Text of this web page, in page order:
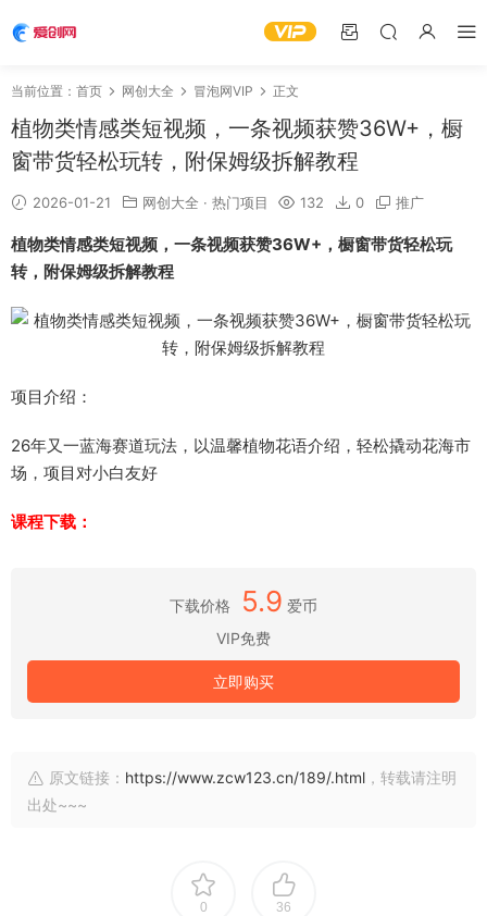
当前位置： 首页 网创大全 冒泡网VIP 正文
植物类情感类短视频，一条视频获赞36W+，橱
窗带货轻松玩转，附保姆级拆解教程
2026-01-21 网创大全 · 热门项目 132 0 推广
植物类情感类短视频 ，一条视频获赞36W+，橱窗带货轻松玩
转，附保姆级拆解教程
项目介绍：
26年又一蓝海赛道玩法，以温馨植物花语介绍，轻松撬动花海市
场，项目对小白友好
课程下载：
下载价格 5.9 爱币
VIP免费
立即购买
原文链接： https://www.zcw123.cn/189/.html ，转载请注明
出处~~~
0 36